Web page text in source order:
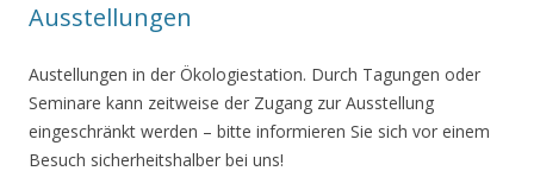
Ausstellungen
Austellungen in der Ökologiestation. Durch Tagungen oder
Seminare kann zeitweise der Zugang zur Ausstellung
eingeschränkt werden – bitte informieren Sie sich vor einem
Besuch sicherheitshalber bei uns!